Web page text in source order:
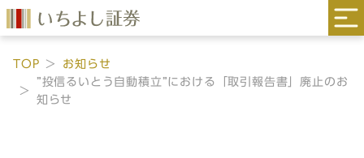
TOP
お知らせ
”投信るいとう自動積立”における「取引報告書」廃止のお
知らせ